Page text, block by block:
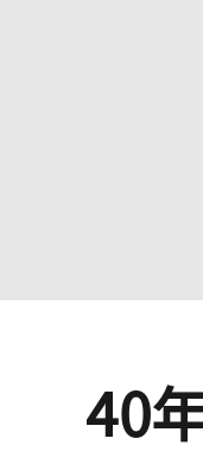
40